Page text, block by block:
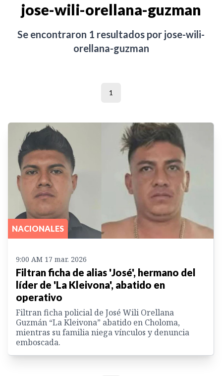
jose-wili-orellana-guzman
Se encontraron 1 resultados por jose-wili-
orellana-guzman
1
NACIONALES
9:00 AM 17 mar. 2026
Filtran ficha de alias 'José', hermano del
líder de 'La Kleivona', abatido en
operativo
Filtran ficha policial de José Wili Orellana
Guzmán “La Kleivona” abatido en Choloma,
mientras su familia niega vínculos y denuncia
emboscada.